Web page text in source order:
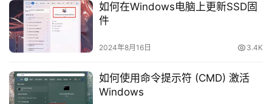
如何在Windows电脑上更新SSD固
件
2024年8月16日 3.4K
如何使用命令提示符 (CMD) 激活
Windows